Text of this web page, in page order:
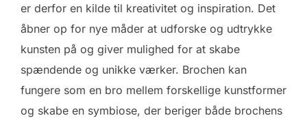
er derfor en kilde til kreativitet og inspiration. Det
åbner op for nye måder at udforske og udtrykke
kunsten på og giver mulighed for at skabe
spændende og unikke værker. Brochen kan
fungere som en bro mellem forskellige kunstformer
og skabe en symbiose, der beriger både brochens